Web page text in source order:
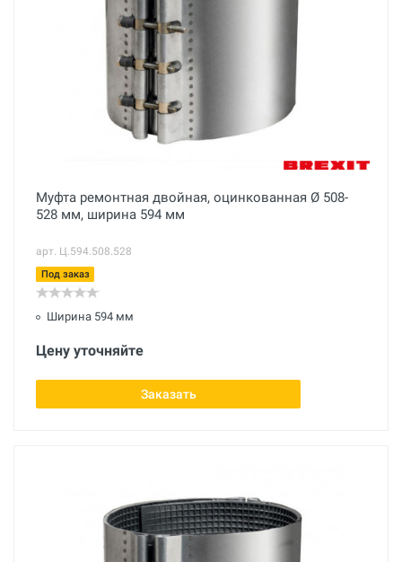
Муфта ремонтная двойная, оцинкованная Ø 508-
528 мм, ширина 594 мм
арт. Ц.594.508.528
Под заказ
Ширина 594 мм
Цену уточняйте
Заказать